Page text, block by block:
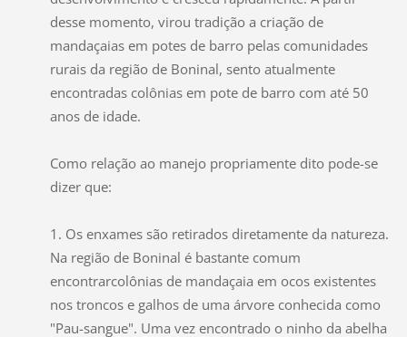
desse momento, virou tradição a criação de
mandaçaias em potes de barro pelas comunidades
rurais da região de Boninal, sento atualmente
encontradas colônias em pote de barro com até 50
anos de idade.
Como relação ao manejo propriamente dito pode-se
dizer que:
1. Os enxames são retirados diretamente da natureza.
Na região de Boninal é bastante comum
encontrarcolônias de mandaçaia em ocos existentes
nos troncos e galhos de uma árvore conhecida como
"Pau-sangue". Uma vez encontrado o ninho da abelha